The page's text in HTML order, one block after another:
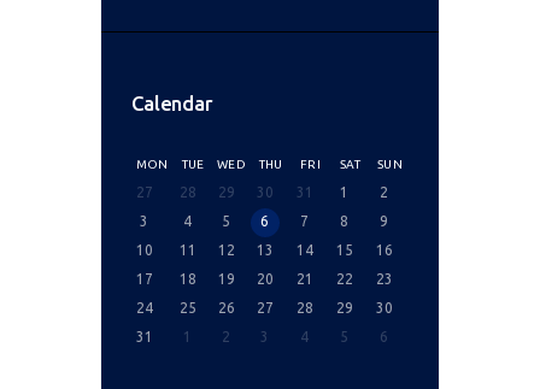
Calendar
MON TUE WED THU FRI SAT SUN
27 28 29 30 31 1
2
3
4 5 6 7 8
9
10
11 12 13 14 15
16
17
18 19 20 21 22
23
24
25 26 27 28 29
30
31
1 2 3 4 5 6